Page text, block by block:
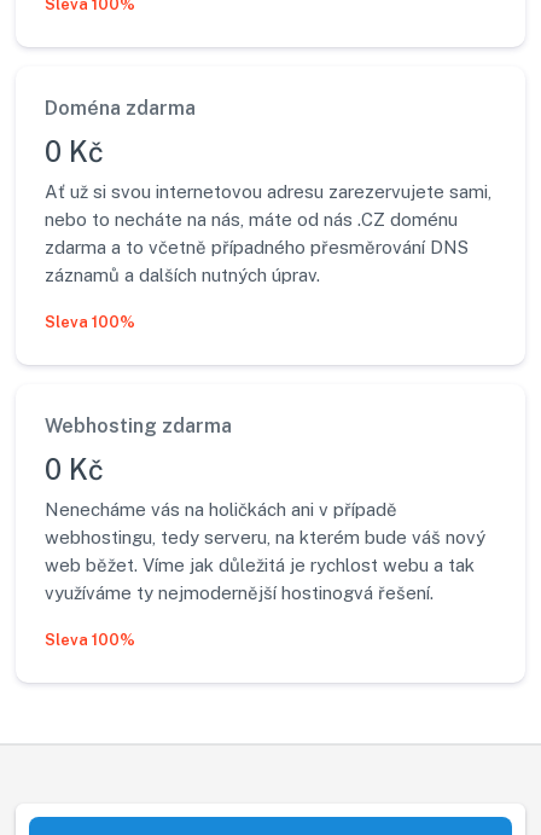
Sleva 100%
Doména zdarma
0 Kč
Ať už si svou internetovou adresu zarezervujete sami,
nebo to necháte na nás, máte od nás .CZ doménu
zdarma a to včetně případného přesměrování DNS
záznamů a dalších nutných úprav.
Sleva 100%
Webhosting zdarma
0 Kč
Nenecháme vás na holičkách ani v případě
webhostingu, tedy serveru, na kterém bude váš nový
web běžet. Víme jak důležitá je rychlost webu a tak
využíváme ty nejmodernější hostinogvá řešení.
Sleva 100%